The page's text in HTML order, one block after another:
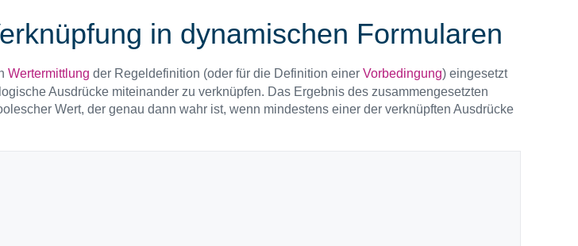
in dynamischen Formularen
Wertermittlung der Regeldefinition (oder für die Definition einer Vorbedingung) eingesetzt
Ausdrücke miteinander zu verknüpfen. Das Ergebnis des zusammengesetzten
Wert, der genau dann wahr ist, wenn mindestens einer der verknüpften Ausdrücke